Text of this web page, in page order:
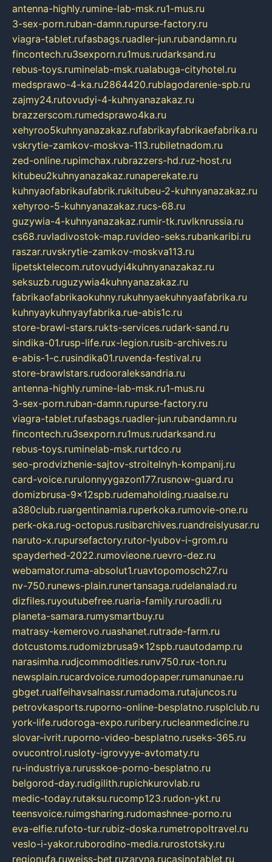
antenna-highly.rumine-lab-msk.ru1-mus.ru
3-sex-porn.ruban-damn.rupurse-factory.ru
viagra-tablet.rufasbags.ruadler-jun.rubandamn.ru
fincontech.ru3sexporn.ru1mus.rudarksand.ru
rebus-toys.ruminelab-msk.rualabuga-cityhotel.ru
medsprawo-4-ka.ru2864420.rublagodarenie-spb.ru
zajmy24.rutovudyi-4-kuhnyanazakaz.ru
brazzerscom.rumedsprawo4ka.ru
xehyroo5kuhnyanazakaz.rufabrikayfabrikaefabrika.ru
vskrytie-zamkov-moskva-113.rubiletnadom.ru
zed-online.rupimchax.rubrazzers-hd.ruz-host.ru
kitubeu2kuhnyanazakaz.runaperekate.ru
kuhnyaofabrikaufabrik.rukitubeu-2-kuhnyanazakaz.ru
xehyroo-5-kuhnyanazakaz.rucs-68.ru
guzywia-4-kuhnyanazakaz.rumir-tk.ruvlknrussia.ru
cs68.ruvladivostok-map.ruvideo-seks.rubankaribi.ru
raszar.ruvskrytie-zamkov-moskva113.ru
lipetsktelecom.rutovudyi4kuhnyanazakaz.ru
seksuzb.ruguzywia4kuhnyanazakaz.ru
fabrikaofabrikaokuhny.rukuhnyaekuhnyaafabrika.ru
kuhnyaykuhnyayfabrika.rue-abis1c.ru
store-brawl-stars.rukts-services.rudark-sand.ru
sindika-01.rusp-life.rux-legion.rusib-archives.ru
e-abis-1-c.rusindika01.ruvenda-festival.ru
store-brawlstars.rudooraleksandria.ru
antenna-highly.rumine-lab-msk.ru1-mus.ru
3-sex-porn.ruban-damn.rupurse-factory.ru
viagra-tablet.rufasbags.ruadler-jun.rubandamn.ru
fincontech.ru3sexporn.ru1mus.rudarksand.ru
rebus-toys.ruminelab-msk.rurtdco.ru
seo-prodvizhenie-sajtov-stroitelnyh-kompanij.ru
card-voice.rurulonnyygazon177.rusnow-guard.ru
domizbrusa-9x12spb.rudemaholding.ruaalse.ru
a380club.ruargentinamia.ruperkoka.rumovie-one.ru
perk-oka.rug-octopus.rusibarchives.ruandreislyusar.ru
naruto-x.rupursefactory.rutor-lyubov-i-grom.ru
spayderhed-2022.rumovieone.ruevro-dez.ru
webamator.ruma-absolut1.ruavtopomosch27.ru
nv-750.runews-plain.runertansaga.rudelanalad.ru
dizfiles.ruyoutubefree.ruaria-family.ruroadli.ru
planeta-samara.rumysmartbuy.ru
matrasy-kemerovo.ruashanet.rutrade-farm.ru
dotcustoms.rudomizbrusa9x12spb.ruautodamp.ru
narasimha.rudjcommodities.runv750.rux-ton.ru
newsplain.rucardvoice.rumodopaper.rumanunae.ru
gbget.rualfeihavsalnassr.rumadoma.rutajuncos.ru
petrovkasports.ruporno-online-besplatno.rusplclub.ru
york-life.rudoroga-expo.ruribery.rucleanmedicine.ru
slovar-ivrit.ruporno-video-besplatno.ruseks-365.ru
ovucontrol.rusloty-igrovyye-avtomaty.ru
ru-industriya.rurusskoe-porno-besplatno.ru
belgorod-day.rudigilith.rupichkurovlab.ru
medic-today.rutaksu.rucomp123.rudon-ykt.ru
teensvoice.ruimgsharing.rudomashnee-porno.ru
eva-elfie.rufoto-tur.rubiz-doska.rumetropoltravel.ru
veslo-i-yakor.ruborodino-media.rurostotsky.ru
regionufa.ruweiss-bet.ruzaryna.rucasinotablet.ru